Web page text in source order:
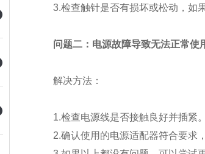
3.检查触针是否有损坏或松动，如果
问题二：电源故障导致无法正常使
解决方法：
1.检查电源线是否接触良好并插紧。
2.确认使用的电源适配器符合要求，